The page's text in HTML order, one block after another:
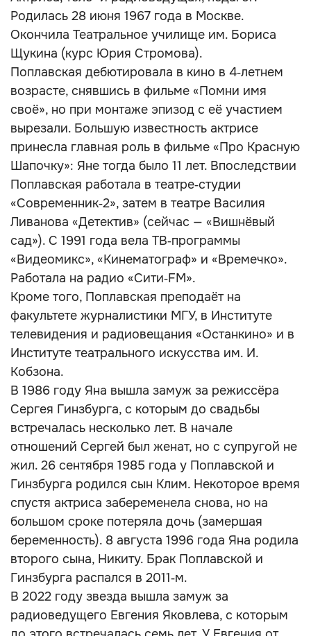
Родилась 28 июня 1967 года в Москве.
Окончила Театральное училище им. Бориса
Щукина (курс Юрия Стромова).
Поплавская дебютировала в кино в 4‑летнем
возрасте, снявшись в фильме «Помни имя
своё», но при монтаже эпизод с её участием
вырезали. Большую известность актрисе
принесла главная роль в фильме «Про Красную
Шапочку»: Яне тогда было 11 лет. Впоследствии
Поплавская работала в театре‑студии
«Современник‑2», затем в театре Василия
Ливанова «Детектив» (сейчас — «Вишнёвый
сад»). С 1991 года вела ТВ‑программы
«Видеомикс», «Кинематограф» и «Времечко».
Работала на радио «Сити‑FM».
Кроме того, Поплавская преподаёт на
факультете журналистики МГУ, в Институте
телевидения и радиовещания «Останкино» и в
Институте театрального искусства им. И.
Кобзона.
В 1986 году Яна вышла замуж за режиссёра
Сергея Гинзбурга, с которым до свадьбы
встречалась несколько лет. В начале
отношений Сергей был женат, но с супругой не
жил. 26 сентября 1985 года у Поплавской и
Гинзбурга родился сын Клим. Некоторое время
спустя актриса забеременела снова, но на
большом сроке потеряла дочь (замершая
беременность). 8 августа 1996 года Яна родила
второго сына, Никиту. Брак Поплавской и
Гинзбурга распался в 2011‑м.
В 2022 году звезда вышла замуж за
радиоведущего Евгения Яковлева, с которым